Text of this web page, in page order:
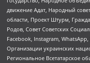
движение Адат, Народный
области, Проект Штурм,
Родов, Совет Советских
Facebook, Instagram,
Организации украинских
Региональное Всетатарское